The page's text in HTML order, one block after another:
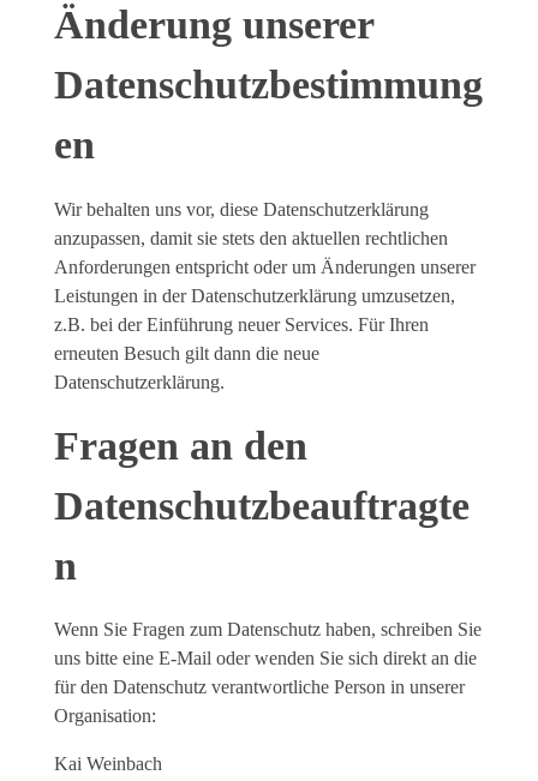
Änderung unserer
Datenschutzbestimmung
en
Wir behalten uns vor, diese Datenschutzerklärung
anzupassen, damit sie stets den aktuellen rechtlichen
Anforderungen entspricht oder um Änderungen unserer
Leistungen in der Datenschutzerklärung umzusetzen,
z.B. bei der Einführung neuer Services. Für Ihren
erneuten Besuch gilt dann die neue
Datenschutzerklärung.
Fragen an den
Datenschutzbeauftragte
n
Wenn Sie Fragen zum Datenschutz haben, schreiben Sie
uns bitte eine E-Mail oder wenden Sie sich direkt an die
für den Datenschutz verantwortliche Person in unserer
Organisation:
Kai Weinbach